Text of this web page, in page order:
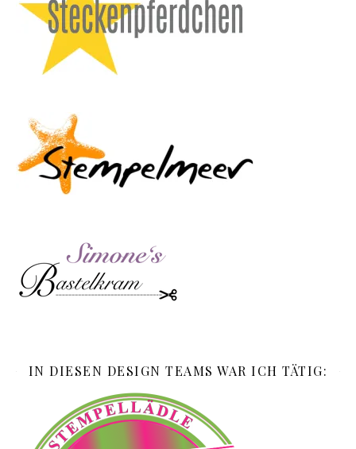
IN DIESEN DESIGN TEAMS WAR ICH TÄTIG: